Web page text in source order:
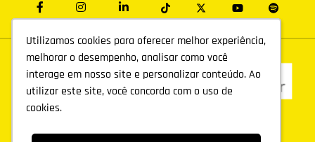
Utilizamos cookies para oferecer melhor experiência,
melhorar o desempenho, analisar como você
interage em nosso site e personalizar conteúdo. Ao
utilizar este site, você concorda com o uso de
cookies.
Utilizamos cookies para oferecer melhor experiência,
melhorar o desempenho, analisar como você
interage em nosso site e personalizar conteúdo. Ao
utilizar este site, você concorda com o uso de
cookies.